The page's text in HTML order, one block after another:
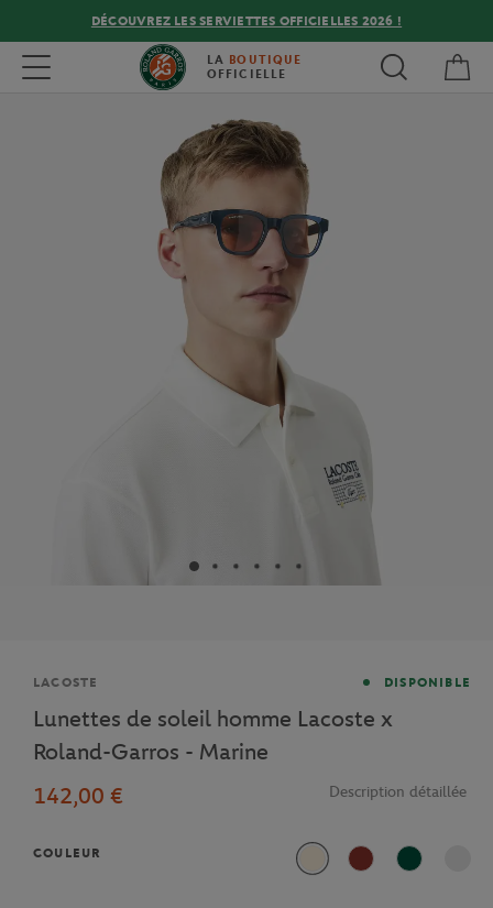
DÉCOUVREZ LES SERVIETTES OFFICIELLES 2026 !
Toggle navigation LA BOUTIQUE
OFFICIELLE
Marque
LACOSTE DISPONIBLE
Lunettes de soleil homme Lacoste x
Roland-Garros - Marine
142,00 €
Description détaillée
COULEUR
Beige Terre battue
Vert